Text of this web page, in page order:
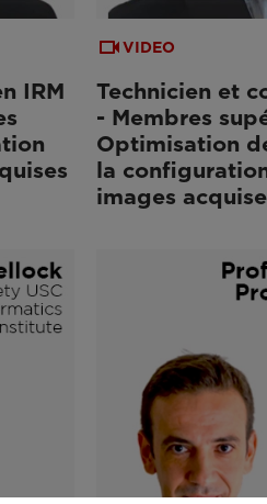
IRM
VIDEO
Technicien et
- Membres
Optimisation
la
images